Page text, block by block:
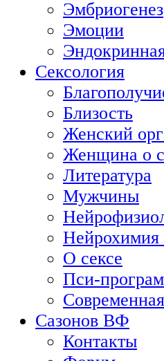
Эмбриогенез
Эмоции
Сексология
Близость
Женский
Женщина о
Литература
Мужчины
О сексе
Пси-
Сазонов ВФ
Контакты